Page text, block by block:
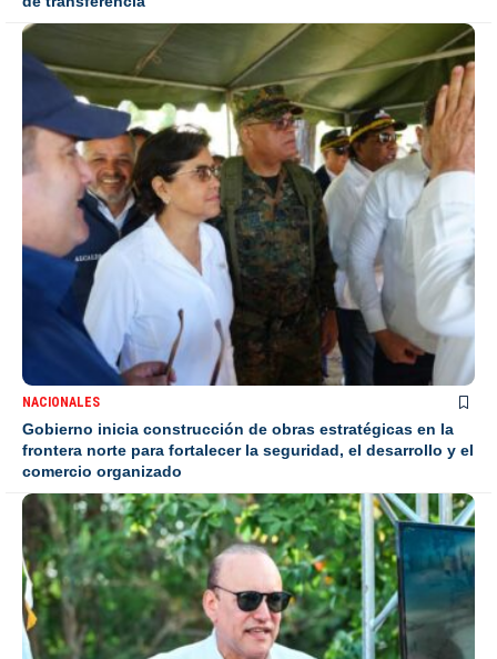
NACIONALES
Gobierno inicia construcción de obras estratégicas en la
frontera norte para fortalecer la seguridad, el desarrollo y el
comercio organizado